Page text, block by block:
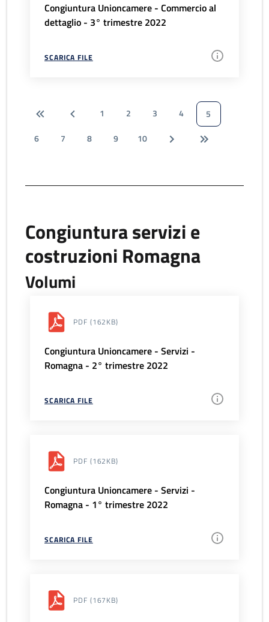
Congiuntura Unioncamere - Commercio al
dettaglio - 3° trimestre 2022
SCARICA FILE
1 2 3 4
5
6
7 8 9 10
Congiuntura servizi e
costruzioni Romagna
Volumi
PDF (162KB)
Congiuntura Unioncamere - Servizi -
Romagna - 2° trimestre 2022
SCARICA FILE
PDF (162KB)
Congiuntura Unioncamere - Servizi -
Romagna - 1° trimestre 2022
SCARICA FILE
PDF (167KB)